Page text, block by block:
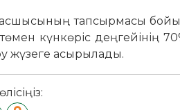
тапсырмасы
төмен күнкөріс деңгейінің
жүзеге асырылады.